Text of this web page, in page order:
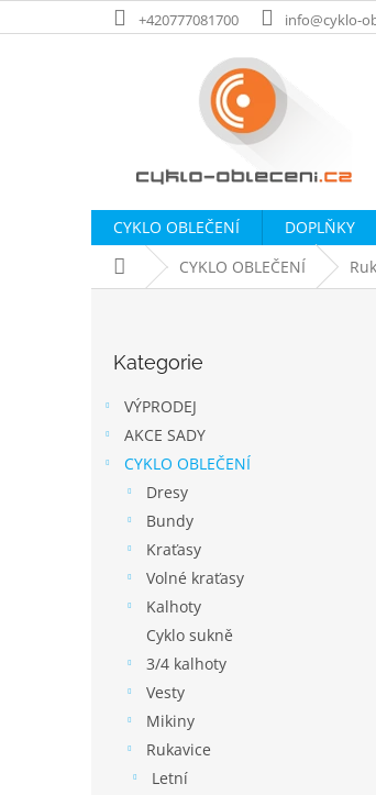
na
+420777081700 info@cyklo-
CYKLO OBLEČENÍ DOPLŇKY
Domů CYKLO OBLEČENÍ
kategorie
Kategorie
VÝPRODEJ
AKCE SADY
CYKLO OBLEČENÍ
Dresy
Bundy
Kraťasy
Volné kraťasy
Kalhoty
Cyklo sukně
3/4 kalhoty
Vesty
Mikiny
Rukavice
Letní